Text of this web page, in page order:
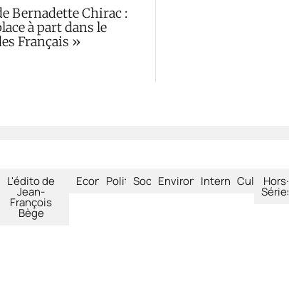
Bernadette Chirac :
à part dans le
Français »
L'édito de
Jean-
François
Bège
EconomiePolitiqueSociétéEnvironnementInternational
CultureHors-
Séries